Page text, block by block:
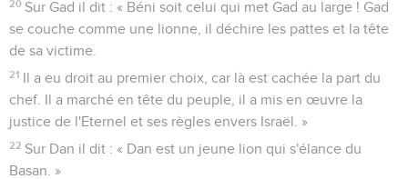
20 Sur Gad il dit : « Béni soit celui qui met Gad au large ! Gad
se couche comme une lionne, il déchire les pattes et la tête
de sa victime.
21 Il a eu droit au premier choix, car là est cachée la part du
chef. Il a marché en tête du peuple, il a mis en œuvre la
justice de l'Eternel et ses règles envers Israël. »
22 Sur Dan il dit : « Dan est un jeune lion qui s'élance du
Basan. »